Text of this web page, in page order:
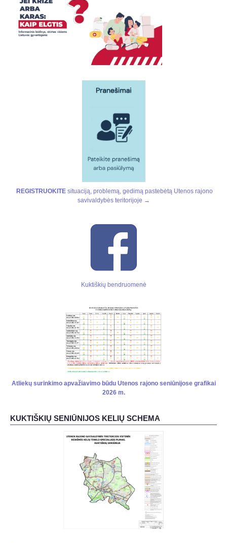
REGISTRUOKITEsituaciją, problemą, gedimą pastebėtą Utenos rajono
savivaldybės teritorijoje →
Kuktiškių bendruomenė
Atliekų surinkimo apvažiavimo būdu Utenos rajono seniūnijose grafikai
2026 m.
KUKTIŠKIŲ SENIŪNIJOS KELIŲ SCHEMA